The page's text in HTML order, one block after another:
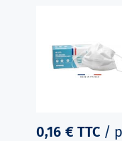
0,16 € TTC /